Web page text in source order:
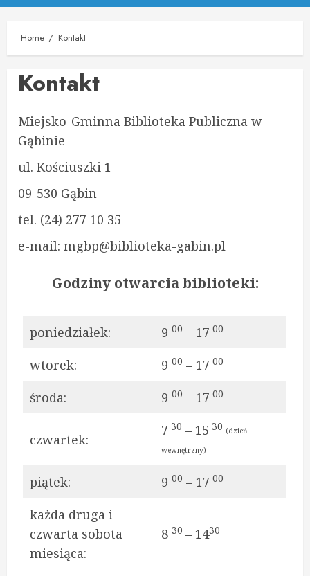
Menu
Home Kontakt
Kontakt
Miejsko-Gminna Biblioteka Publiczna w
Gąbinie
ul. Kościuszki 1
09-530 Gąbin
tel. (24) 277 10 35
e-mail: mgbp@biblioteka-gabin.pl
Godziny otwarcia biblioteki:
poniedziałek: 900 – 17 00
wtorek: 900 – 17 00
środa: 900 – 17 00
czwartek:
7 30 – 15 30 (dzień
wewnętrzny)
piątek: 900 – 17 00
każda druga i
czwarta sobota
miesiąca:
830 – 1430